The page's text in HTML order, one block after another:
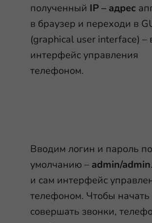
полученный IP – адрес
в браузер и переходи в
(graphical user interface) –
интерфейс управления
телефоном.
Вводим логин и пароль по
умолчанию – admin/admin
и сам интерфейс
телефоном. Чтобы начать
совершать звонки,